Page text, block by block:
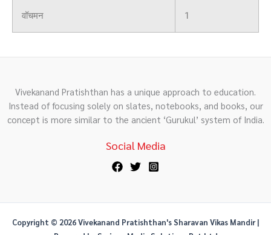
वॉचमन 1
Vivekanand Pratishthan has a unique approach to education.
Instead of focusing solely on slates, notebooks, and books, our
concept is more similar to the ancient ‘Gurukul’ system of India.
Social Media
Copyright © 2026 Vivekanand Pratishthan's Sharavan Vikas Mandir |